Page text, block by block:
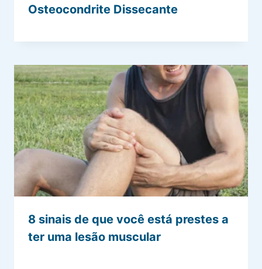
Osteocondrite Dissecante
8 sinais de que você está prestes a
ter uma lesão muscular